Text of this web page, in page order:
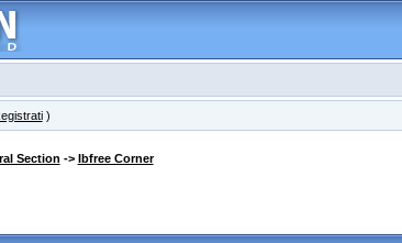
)
Section -> Ibfree Corner